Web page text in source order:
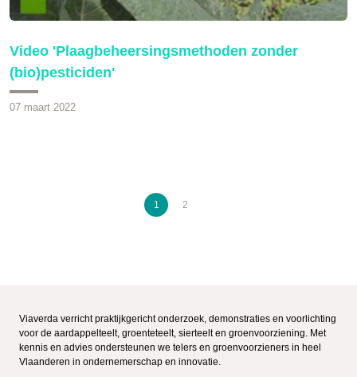
Video 'Plaagbeheersingsmethoden zonder
(bio)pesticiden'
07 maart 2022
1 2
Viaverda verricht praktijkgericht onderzoek, demonstraties en voorlichting
voor de aardappelteelt, groenteteelt, sierteelt en groenvoorziening. Met
kennis en advies ondersteunen we telers en groenvoorzieners in heel
Vlaanderen in ondernemerschap en innovatie.